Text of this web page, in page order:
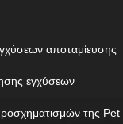
αποταμίευσης
εγχύσεων
της Pet